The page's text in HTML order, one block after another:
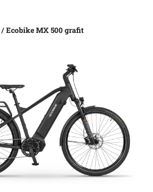
/Ecobike MX 500 grafit